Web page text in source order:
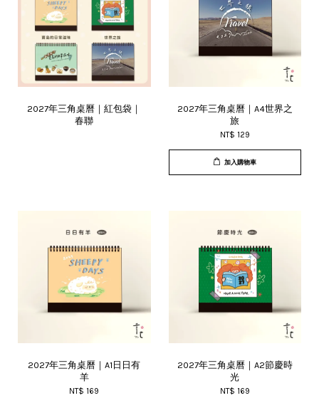
2027年三角桌曆｜紅包袋｜
春聯
2027年三角桌曆｜A4世界之
旅
NT$ 129
加入購物車
2027年三角桌曆｜A1日日有
羊
NT$ 169
2027年三角桌曆｜A2節慶時
光
NT$ 169